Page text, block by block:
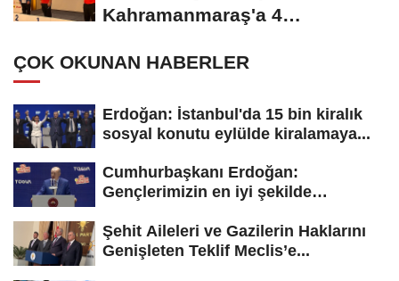
Kahramanmaraş'a 4
ÇOK OKUNAN HABERLER
Erdoğan: İstanbul'da 15 bin kiralık
sosyal konutu eylülde kiralamaya...
Cumhurbaşkanı Erdoğan:
Gençlerimizin en iyi şekilde
Şehit Aileleri ve Gazilerin Haklarını
Genişleten Teklif Meclis’e...